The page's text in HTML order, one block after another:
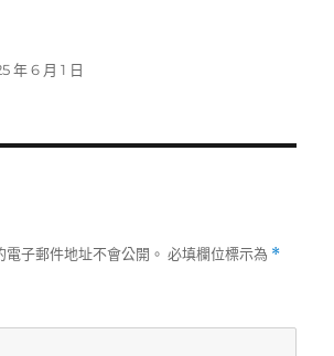
年 6 月 1 日
子郵件地址不會公開。 必填欄位標示為 *